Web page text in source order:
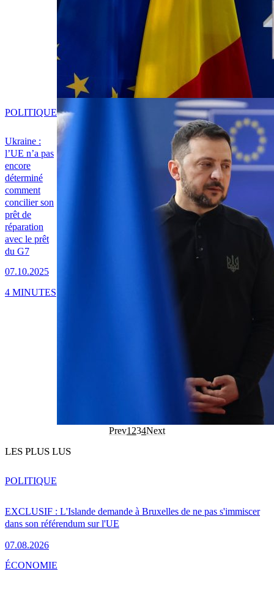
Ukraine :
l’UE n’a pas
encore
déterminé
comment
concilier son
prêt de
réparation
avec le prêt
du G7
07.10.2025
POLITIQUE
4 MINUTES
Prev1 234Next
LES PLUS LUS
EXCLUSIF : L'Islande demande à Bruxelles de ne pas s'immiscer
dans son référendum sur l'UE
07.08.2026
POLITIQUE
ÉCONOMIE